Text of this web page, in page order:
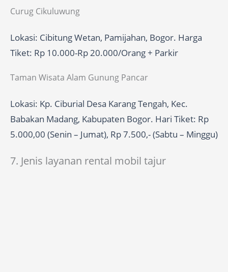
Curug Cikuluwung
Lokasi: Cibitung Wetan, Pamijahan, Bogor. Harga
Tiket: Rp 10.000-Rp 20.000/Orang + Parkir
Taman Wisata Alam Gunung Pancar
Lokasi: Kp. Ciburial Desa Karang Tengah, Kec.
Babakan Madang, Kabupaten Bogor. Hari Tiket: Rp
5.000,00 (Senin – Jumat), Rp 7.500,- (Sabtu – Minggu)
7. Jenis layanan rental mobil tajur